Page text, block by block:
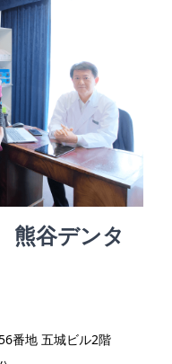
熊谷デンタ
番地 五城ビル2階